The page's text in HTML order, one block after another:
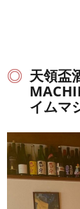
天領盃
イムマ